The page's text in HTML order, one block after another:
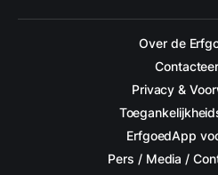
Over de
Privacy &
ErfgoedApp
Pers / Media /